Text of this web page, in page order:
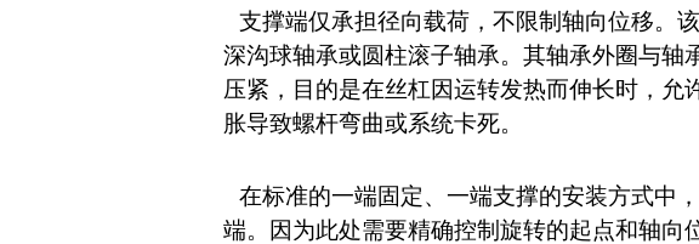
支撑端仅承担径向载荷，不限制轴向位移。
深沟球轴承或圆柱滚子轴承。其轴承外圈与轴
压紧，目的是在丝杠因运转发热而伸长时，允
胀导致螺杆弯曲或系统卡死。
在标准的一端固定、一端支撑的安装方式中
端。因为此处需要精确控制旋转的起点和轴向